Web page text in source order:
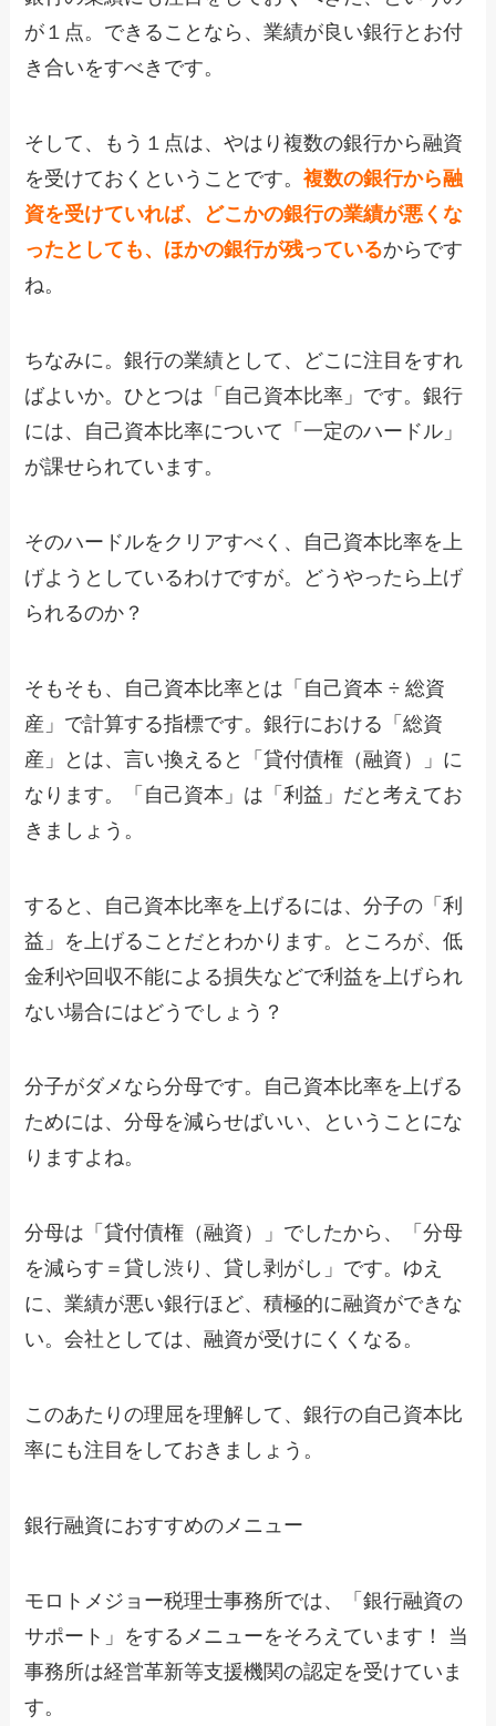
が１点。できることなら、業績が良い銀行とお付
き合いをすべきです。
そして、もう１点は、やはり複数の銀行から融資
を受けておくということです。複数の銀行から融
資を受けていれば、どこかの銀行の業績が悪くな
ったとしても、ほかの銀行が残っているからです
ね。
ちなみに。銀行の業績として、どこに注目をすれ
ばよいか。ひとつは「自己資本比率」です。銀行
には、自己資本比率について「一定のハードル」
が課せられています。
そのハードルをクリアすべく、自己資本比率を上
げようとしているわけですが。どうやったら上げ
られるのか？
そもそも、自己資本比率とは「自己資本 ÷ 総資
産」で計算する指標です。銀行における「総資
産」とは、言い換えると「貸付債権（融資）」に
なります。「自己資本」は「利益」だと考えてお
きましょう。
すると、自己資本比率を上げるには、分子の「利
益」を上げることだとわかります。ところが、低
金利や回収不能による損失などで利益を上げられ
ない場合にはどうでしょう？
分子がダメなら分母です。自己資本比率を上げる
ためには、分母を減らせばいい、ということにな
りますよね。
分母は「貸付債権（融資）」でしたから、「分母
を減らす＝貸し渋り、貸し剥がし」です。ゆえ
に、業績が悪い銀行ほど、積極的に融資ができな
い。会社としては、融資が受けにくくなる。
このあたりの理屈を理解して、銀行の自己資本比
率にも注目をしておきましょう。
銀行融資におすすめのメニュー
モロトメジョー税理士事務所では、「銀行融資の
サポート」をするメニューをそろえています！ 当
事務所は経営革新等支援機関の認定を受けていま
す。